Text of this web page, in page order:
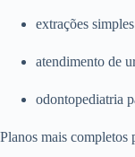
extrações
atendimento de
odontopediatria
Planos mais completos